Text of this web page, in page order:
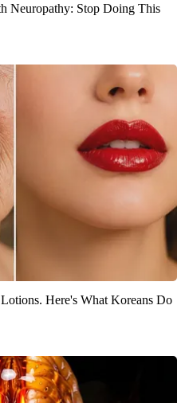
Neuropathy: Stop Doing This
Here's What Koreans Do